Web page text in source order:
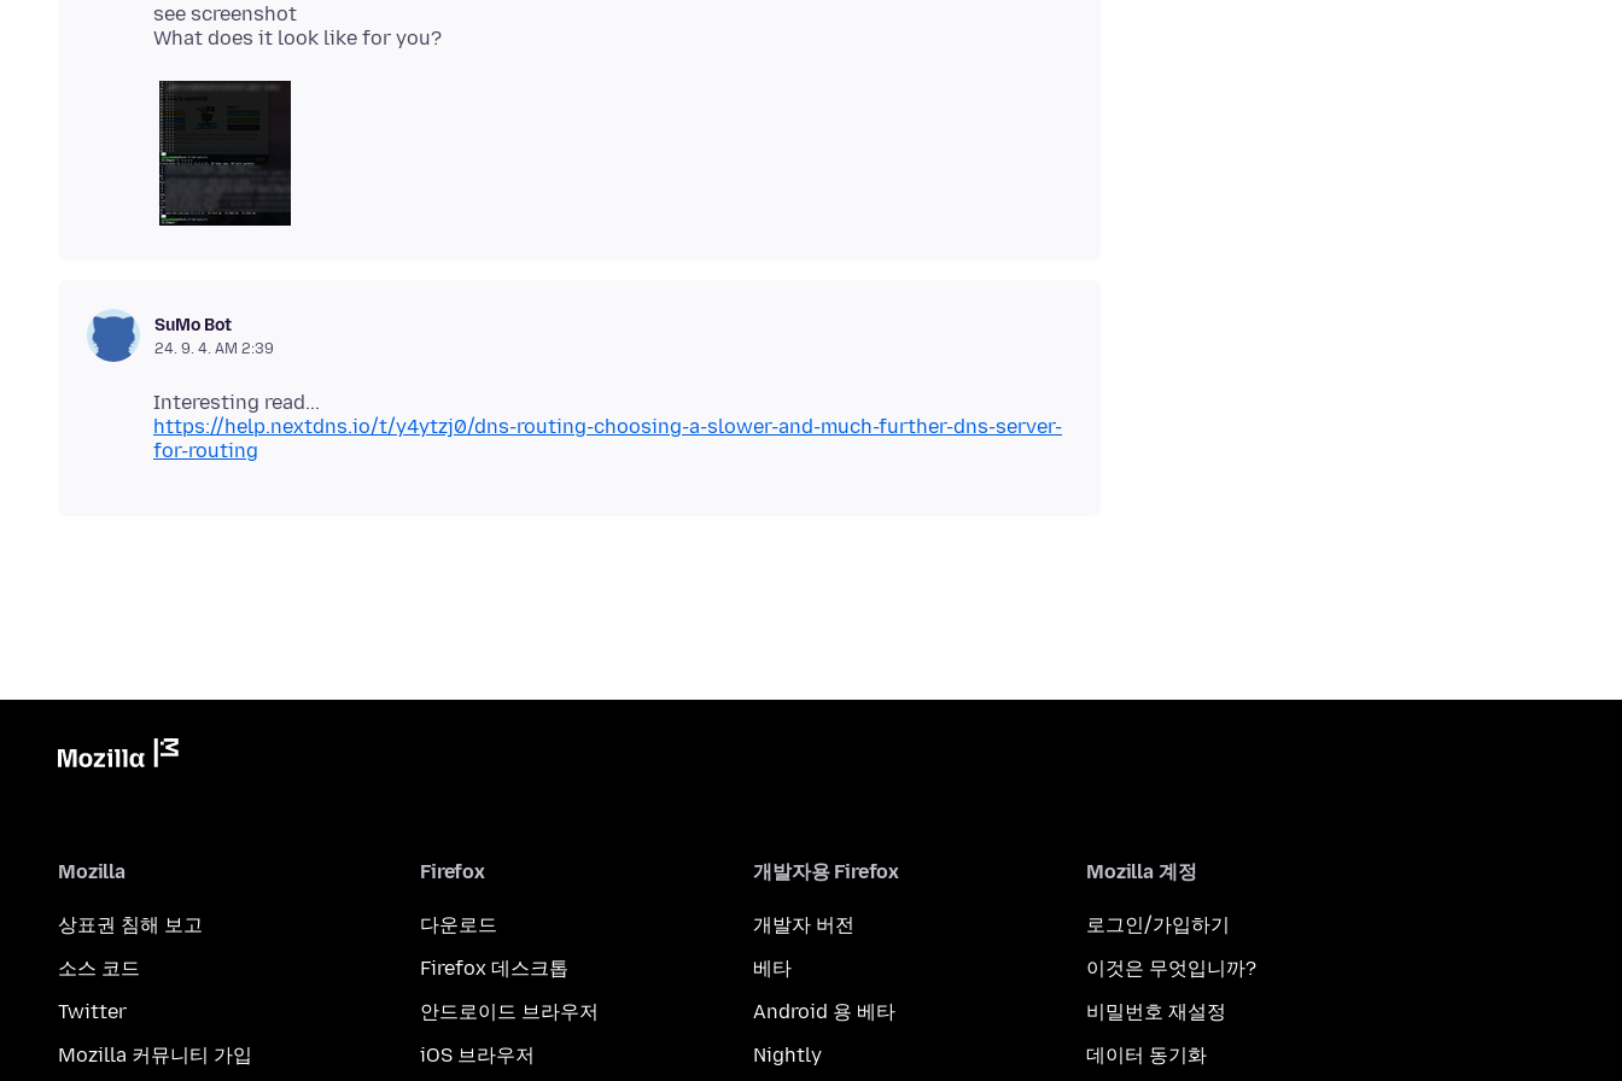
see screenshot
SuMo Bot
24. 9. 4. AM 2:39
https://help.nextdns.io/t/y4ytzj0/dns-routing-choosing-a-slower-and-much-further-dns-server-
for-routing
Mozilla
상표권 침해 보고
소스 코드
Twitter
Mozilla 커뮤니티 가입
Firefox
다운로드
Firefox 데스크톱
안드로이드 브라우저
iOS 브라우저
개발자용 Firefox
개발자 버전
베타
Android 용 베타
Nightly
Mozilla 계정
로그인/가입하기
이것은 무엇입니까?
비밀번호 재설정
데이터 동기화